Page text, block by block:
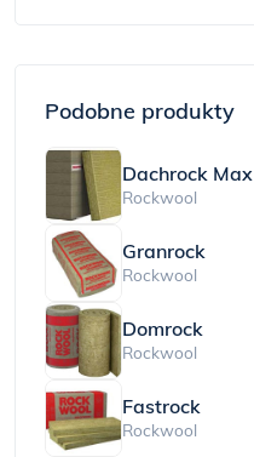
Podobne produkty
Dachrock Max
Rockwool
Granrock
Rockwool
Domrock
Rockwool
Fastrock
Rockwool